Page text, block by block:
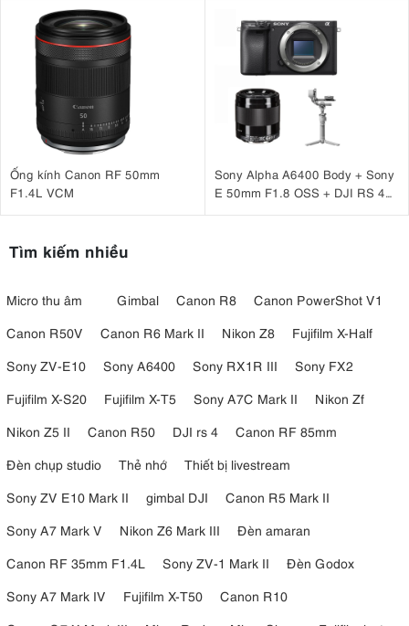
Ống kính Canon RF 50mm
F1.4L VCM
Sony Alpha A6400 Body + Sony
E 50mm F1.8 OSS + DJI RS 4
Tìm kiếm nhiều
Micro thu âm Gimbal Canon R8
Canon PowerShot V1
Canon R50V
Canon R6 Mark II Nikon Z8
Fujifilm X-Half
Sony ZV-E10
Sony A6400 Sony RX1R III
Sony FX2
Fujifilm X-S20
Fujifilm X-T5 Sony A7C Mark II
Nikon Zf
Nikon Z5 II
Canon R50 DJI rs 4
Canon RF 85mm
Đèn chụp studio
Thẻ nhớ
Thiết bị livestream
Sony ZV E10 Mark II
gimbal DJI
Canon R5 Mark II
Sony A7 Mark V
Nikon Z6 Mark III
Đèn amaran
Canon RF 35mm F1.4L
Sony ZV-1 Mark II
Đèn Godox
Sony A7 Mark IV
Fujifilm X-T50
Canon R10